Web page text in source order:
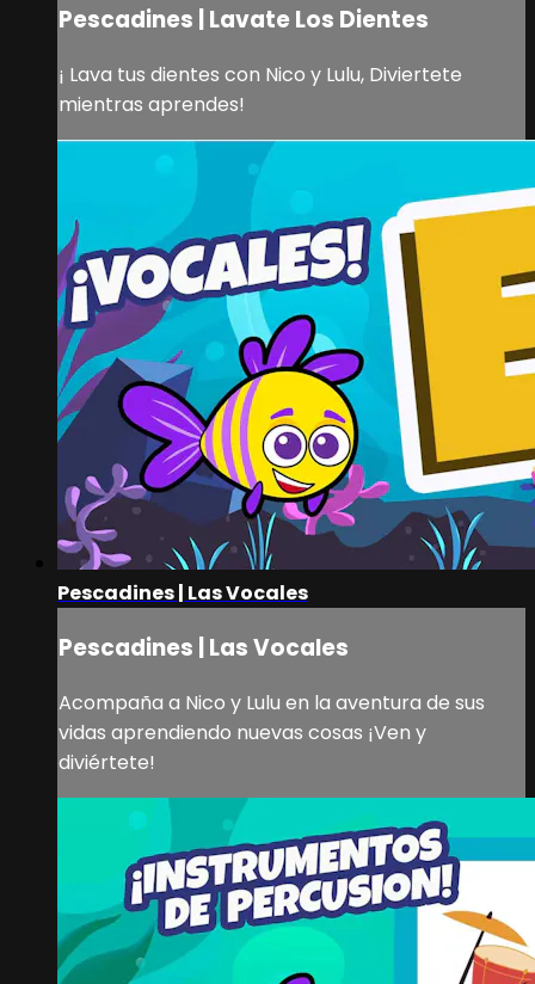
Pescadines | Lavate Los Dientes
¡ Lava tus dientes con Nico y Lulu, Diviertete
mientras aprendes!
Pescadines | Las Vocales
Pescadines | Las Vocales
Acompaña a Nico y Lulu en la aventura de sus
vidas aprendiendo nuevas cosas ¡Ven y
diviértete!